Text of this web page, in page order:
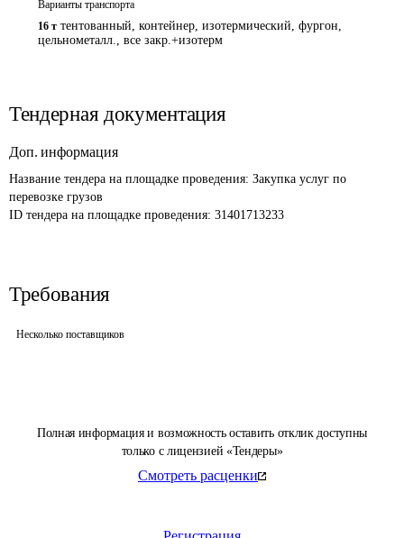
Полная информация и возможность оставить отклик доступны
только с лицензией «Тендеры»
Смотреть расценки
Варианты транспорта
16 т тентованный, контейнер, изотермический, фургон,
цельнометалл., все закр.+изотерм
Тендерная документация
Доп. информация
Название тендера на площадке проведения: Закупка услуг по
перевозке грузов
ID тендера на площадке проведения: 31401713233
Требования
Несколько поставщиков